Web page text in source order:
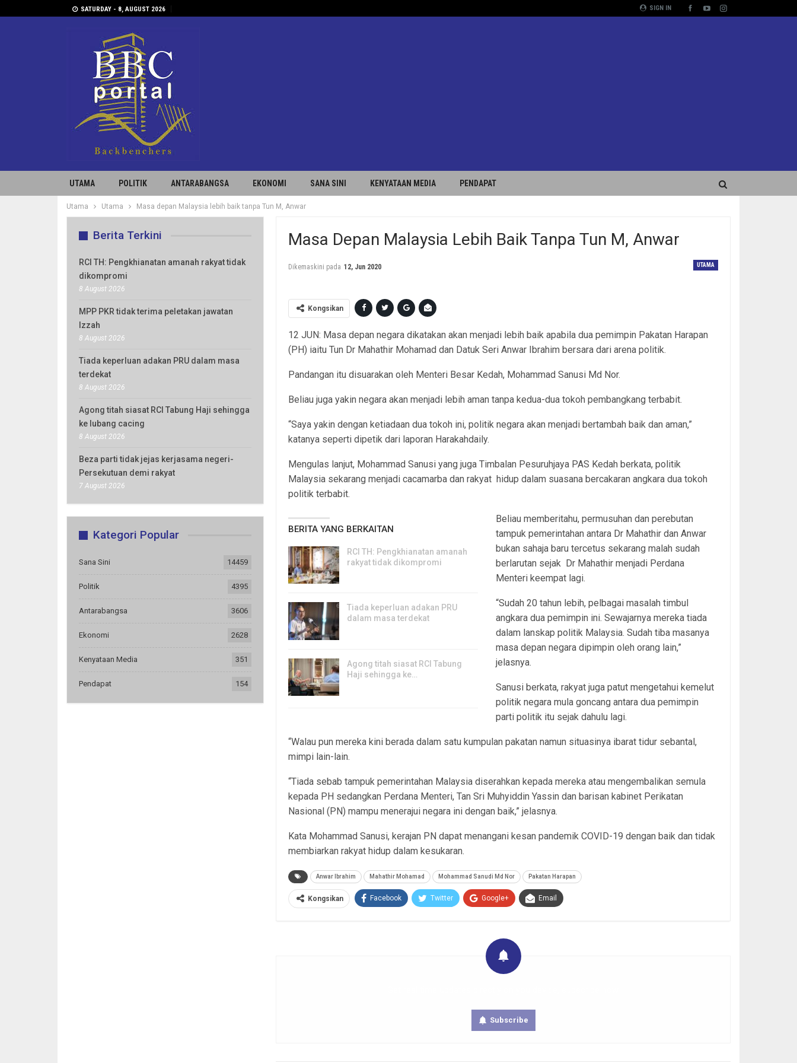
SIGN IN
SATURDAY - 8, AUGUST 2026
UTAMA POLITIK ANTARABANGSA EKONOMI SANA SINI KENYATAAN MEDIA PENDAPAT
Utama Utama Masa depan Malaysia lebih baik tanpa Tun M, Anwar
Masa Depan Malaysia Lebih Baik Tanpa Tun M, Anwar
UTAMA
Dikemaskini pada 12, Jun 2020
Kongsikan
12 JUN: Masa depan negara dikatakan akan menjadi lebih baik apabila dua pemimpin Pakatan Harapan
(PH) iaitu Tun Dr Mahathir Mohamad dan Datuk Seri Anwar Ibrahim bersara dari arena politik.
Pandangan itu disuarakan oleh Menteri Besar Kedah, Mohammad Sanusi Md Nor.
Beliau juga yakin negara akan menjadi lebih aman tanpa kedua-dua tokoh pembangkang terbabit.
“Saya yakin dengan ketiadaan dua tokoh ini, politik negara akan menjadi bertambah baik dan aman,”
katanya seperti dipetik dari laporan Harakahdaily.
Mengulas lanjut, Mohammad Sanusi yang juga Timbalan Pesuruhjaya PAS Kedah berkata, politik
Malaysia sekarang menjadi cacamarba dan rakyat hidup dalam suasana bercakaran angkara dua tokoh
politik terbabit.
BERITA YANG BERKAITAN
RCI TH: Pengkhianatan amanah
rakyat tidak dikompromi
Tiada keperluan adakan PRU
dalam masa terdekat
Agong titah siasat RCI Tabung
Haji sehingga ke…
Beliau memberitahu, permusuhan dan perebutan
tampuk pemerintahan antara Dr Mahathir dan Anwar
bukan sahaja baru tercetus sekarang malah sudah
berlarutan sejak Dr Mahathir menjadi Perdana
Menteri keempat lagi.
“Sudah 20 tahun lebih, pelbagai masalah timbul
angkara dua pemimpin ini. Sewajarnya mereka tiada
dalam lanskap politik Malaysia. Sudah tiba masanya
masa depan negara dipimpin oleh orang lain,”
jelasnya.
Sanusi berkata, rakyat juga patut mengetahui kemelut
politik negara mula goncang antara dua pemimpin
parti politik itu sejak dahulu lagi.
“Walau pun mereka kini berada dalam satu kumpulan pakatan namun situasinya ibarat tidur sebantal,
mimpi lain-lain.
“Tiada sebab tampuk pemerintahan Malaysia diserahkan kepada mereka atau mengembalikan semula
kepada PH sedangkan Perdana Menteri, Tan Sri Muhyiddin Yassin dan barisan kabinet Perikatan
Nasional (PN) mampu menerajui negara ini dengan baik,” jelasnya.
Kata Mohammad Sanusi, kerajan PN dapat menangani kesan pandemik COVID-19 dengan baik dan tidak
membiarkan rakyat hidup dalam kesukaran.
Anwar Ibrahim Mahathir Mohamad Mohammad Sanudi Md Nor Pakatan Harapan
Kongsikan Facebook Twitter Google+ Email
Subscribe
Berita Terkini
RCI TH: Pengkhianatan amanah rakyat tidak
dikompromi
8 August 2026
MPP PKR tidak terima peletakan jawatan
Izzah
8 August 2026
Tiada keperluan adakan PRU dalam masa
terdekat
8 August 2026
Agong titah siasat RCI Tabung Haji sehingga
ke lubang cacing
8 August 2026
Beza parti tidak jejas kerjasama negeri-
Persekutuan demi rakyat
7 August 2026
Kategori Popular
Sana Sini 14459
Politik 4395
Antarabangsa 3606
Ekonomi 2628
Kenyataan Media 351
Pendapat 154